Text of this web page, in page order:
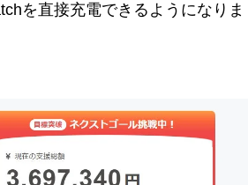
を直接充電できるようになりま